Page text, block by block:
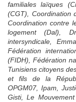
familiales laïques
(CGT), Coordination
Coordination contre
logement (Dal),
intersyndicale,
Fédération
(FIDH), Fédération
Tunisiens citoyens
et fils de la
OPGM07, Ipam,
Gisti, Le